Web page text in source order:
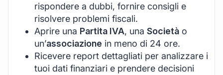
rispondere a dubbi, fornire consigli e
risolvere problemi fiscali.
Aprire una Partita IVA, una Società o
un’associazione in meno di 24 ore.
Ricevere report dettagliati per analizzare i
tuoi dati finanziari e prendere decisioni